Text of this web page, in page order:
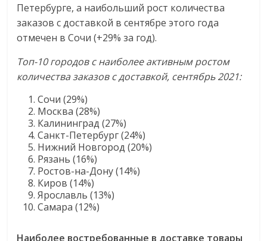
Петербурге, а наибольший рост количества
заказов с доставкой в сентябре этого года
отмечен в Сочи (+29% за год).
Топ-10 городов с наиболее активным ростом
количества заказов с доставкой, сентябрь 2021:
Сочи (29%)
Москва (28%)
Калининград (27%)
Санкт-Петербург (24%)
Нижний Новгород (20%)
Рязань (16%)
Ростов-на-Дону (14%)
Киров (14%)
Ярославль (13%)
Самара (12%)
Наиболее востребованные в доставке товары